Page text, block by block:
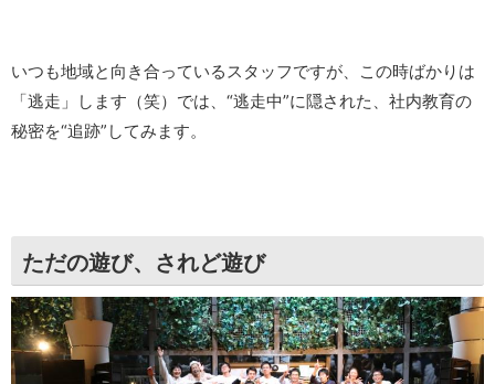
いつも地域と向き合っているスタッフですが、この時ばかりは
「逃走」します（笑）では、“逃走中”に隠された、社内教育の
秘密を“追跡”してみます。
ただの遊び、されど遊び